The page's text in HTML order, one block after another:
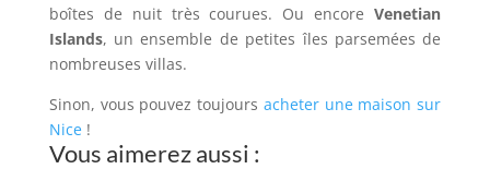
boîtes de nuit très courues. Ou encoreVenetian
Islands, un ensemble de petites îles parsemées de
nombreuses villas.
Sinon, vous pouvez toujours acheter une maison sur
Nice!
Vous aimerez aussi :